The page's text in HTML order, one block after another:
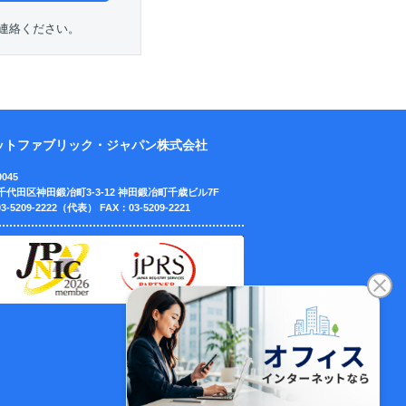
ください。
トファブリック・ジャパン株式会社
代田区神田鍛冶町3-3-12神田鍛冶町千歳ビル7F
5209-2222（代表）FAX：03-5209-2221